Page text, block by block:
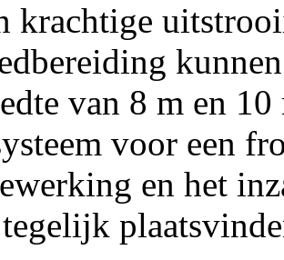
krachtige
van 8 m en 10
voor een
en het
tegelijk